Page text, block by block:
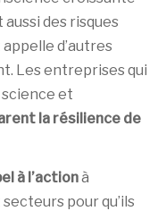
des risques
d’autres
Les entreprises qui
et
la résilience de
à l’actionà
pour qu’ils